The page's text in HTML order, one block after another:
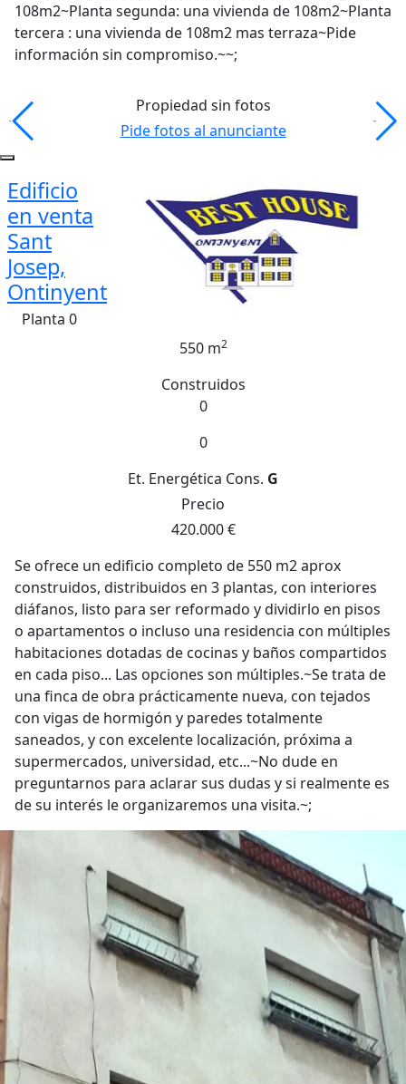
108m2~Planta segunda: una vivienda de 108m2~Planta
tercera : una vivienda de 108m2 mas terraza~Pide
información sin compromiso.~~;
Propiedad sin fotos
Pide fotos al anunciante
Edificio
en venta
Sant
Josep,
Ontinyent
Planta 0
550 m2
Construidos
0
0
Et. Energética Cons. G
Precio
420.000 €
Se ofrece un edificio completo de 550 m2 aprox
construidos, distribuidos en 3 plantas, con interiores
diáfanos, listo para ser reformado y dividirlo en pisos
o apartamentos o incluso una residencia con múltiples
habitaciones dotadas de cocinas y baños compartidos
en cada piso... Las opciones son múltiples.~Se trata de
una finca de obra prácticamente nueva, con tejados
con vigas de hormigón y paredes totalmente
saneados, y con excelente localización, próxima a
supermercados, universidad, etc...~No dude en
preguntarnos para aclarar sus dudas y si realmente es
de su interés le organizaremos una visita.~;